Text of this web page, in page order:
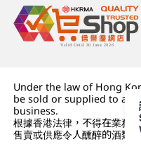
Under the law of Hong
be sold or supplied to a
business.
根據香港法律，不得在業務
售賣或供應令人醺醉的酒類。